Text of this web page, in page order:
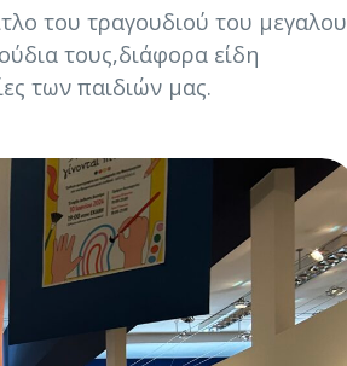
του τραγουδιού του μεγαλου
τους,διάφορα είδη
των παιδιών μας.